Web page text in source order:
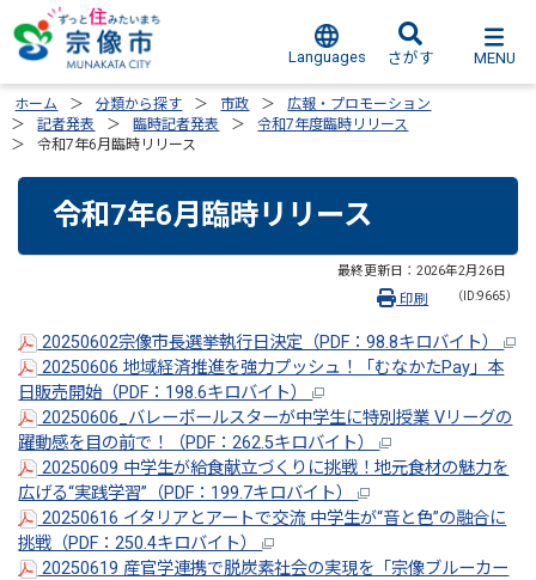
Languages さがす MENU
ホーム 分類から探す 市政
広報・プロモーション
記者発表
臨時記者発表
令和7年度臨時リリース
令和7年6月臨時リリース
令和7年6月臨時リリース
最終更新日： 2026年2月26日
（ID:9665）
印刷
20250602宗像市長選挙執行日決定（PDF：98.8キロバイト）
20250606 地域経済推進を強力プッシュ！「むなかたPay」本
日販売開始（PDF：198.6キロバイト）
20250606_バレーボールスターが中学生に特別授業 Vリーグの
躍動感を目の前で！（PDF：262.5キロバイト）
20250609 中学生が給食献立づくりに挑戦！地元食材の魅力を
広げる“実践学習”（PDF：199.7キロバイト）
20250616 イタリアとアートで交流 中学生が“音と色”の融合に
挑戦（PDF：250.4キロバイト）
20250619 産官学連携で脱炭素社会の実現を「宗像ブルーカー